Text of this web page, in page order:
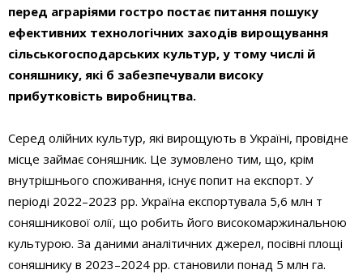
перед аграріями гостро постає питання пошуку
ефективних технологічних заходів вирощування
сільськогосподарських культур, у тому числі й
соняшнику, які б забезпечували високу
прибутковість виробництва.
Серед олійних культур, які вирощують в Україні, провідне
місце займає соняшник. Це зумовлено тим, що, крім
внутрішнього споживання, існує попит на експорт. У
періоді 2022–2023 рр. Україна експортувала 5,6 млн т
соняшникової олії, що робить його високомаржинальною
культурою. За даними аналітичних джерел, посівні площі
соняшнику в 2023–2024 рр. становили понад 5 млн га.